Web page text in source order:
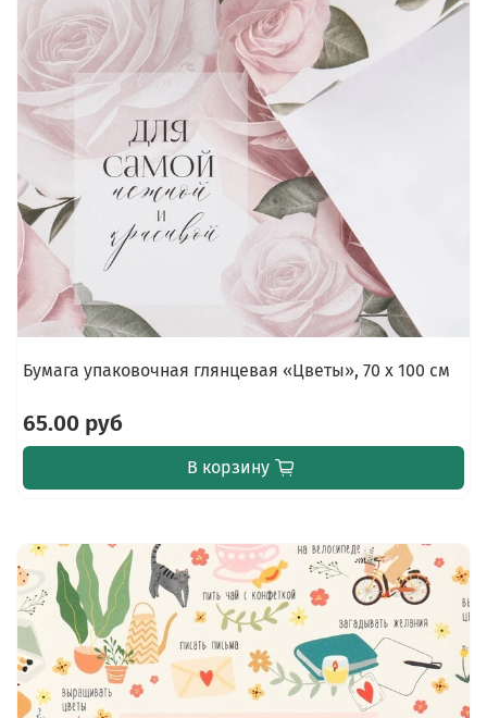
Бумага упаковочная глянцевая «Цветы», 70 х 100 см
65.00 руб
В корзину